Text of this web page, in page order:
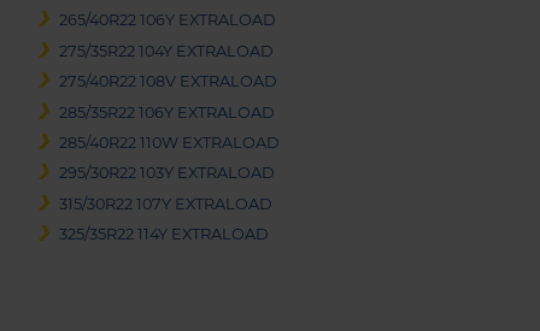
265/40R22 106Y EXTRALOAD
275/35R22 104Y EXTRALOAD
275/40R22 108V EXTRALOAD
285/35R22 106Y EXTRALOAD
285/40R22 110W EXTRALOAD
295/30R22 103Y EXTRALOAD
315/30R22 107Y EXTRALOAD
325/35R22 114Y EXTRALOAD